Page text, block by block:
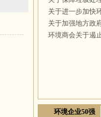
环境企业50强